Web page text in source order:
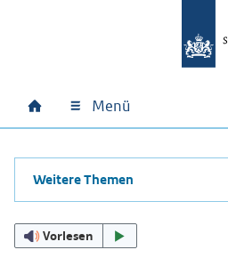
Hauptnavigation
Home Menü
Weitere Themen
Vorlesen